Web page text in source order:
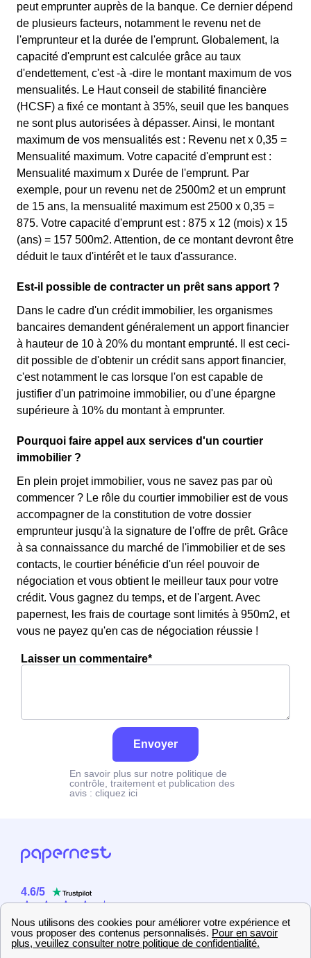
peut emprunter auprès de la banque. Ce dernier dépend
de plusieurs facteurs, notamment le revenu net de
l'emprunteur et la durée de l'emprunt. Globalement, la
capacité d'emprunt est calculée grâce au taux
d'endettement, c'est -à -dire le montant maximum de vos
mensualités. Le Haut conseil de stabilité financière
(HCSF) a fixé ce montant à 35%, seuil que les banques
ne sont plus autorisées à dépasser. Ainsi, le montant
maximum de vos mensualités est : Revenu net x 0,35 =
Mensualité maximum. Votre capacité d'emprunt est :
Mensualité maximum x Durée de l'emprunt. Par
exemple, pour un revenu net de 2500m2 et un emprunt
de 15 ans, la mensualité maximum est 2500 x 0,35 =
875. Votre capacité d'emprunt est : 875 x 12 (mois) x 15
(ans) = 157 500m2. Attention, de ce montant devront être
déduit le taux d'intérêt et le taux d'assurance.
Est-il possible de contracter un prêt sans apport ?
Dans le cadre d'un crédit immobilier, les organismes
bancaires demandent généralement un apport financier
à hauteur de 10 à 20% du montant emprunté. Il est ceci-
dit possible de d'obtenir un crédit sans apport financier,
c'est notamment le cas lorsque l'on est capable de
justifier d'un patrimoine immobilier, ou d'une épargne
supérieure à 10% du montant à emprunter.
Pourquoi faire appel aux services d'un courtier
immobilier ?
En plein projet immobilier, vous ne savez pas par où
commencer ? Le rôle du courtier immobilier est de vous
accompagner de la constitution de votre dossier
emprunteur jusqu'à la signature de l'offre de prêt. Grâce
à sa connaissance du marché de l'immobilier et de ses
contacts, le courtier bénéficie d'un réel pouvoir de
négociation et vous obtient le meilleur taux pour votre
crédit. Vous gagnez du temps, et de l'argent. Avec
papernest, les frais de courtage sont limités à 950m2, et
vous ne payez qu'en cas de négociation réussie !
Laisser un commentaire*
Envoyer
En savoir plus sur notre politique de
contrôle, traitement et publication des
avis : cliquez ici
4.6/5
2358 utilisateurs